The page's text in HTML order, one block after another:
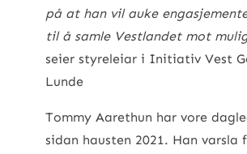
på at han vil auke
til å samle Vestlandet mot
seier styreleiar i Initiativ Vest
Lunde
Tommy Aarethun har vore
sidan hausten 2021. Han varsla